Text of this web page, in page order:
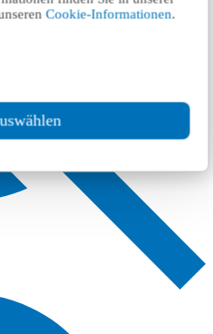
Cookie-Informationen.